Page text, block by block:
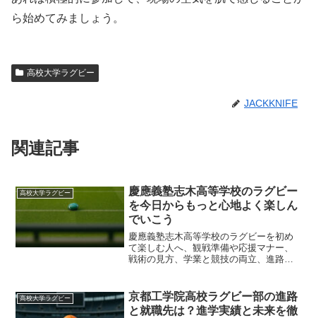
ら始めてみましょう。
高校大学ラグビー
JACKKNIFE
関連記事
高校大学ラグビー
慶應義塾志木高等学校のラグビー
を今日からもっと心地よく楽しん
でいこう
慶應義塾志木高等学校のラグビーを初め
て楽しむ人へ、観戦準備や応援マナー、
戦術の見方、学業と競技の両立、進路の
す。
高校大学ラグビー
京都工学院高校ラグビー部の進路
と就職先は？進学実績と未来を徹